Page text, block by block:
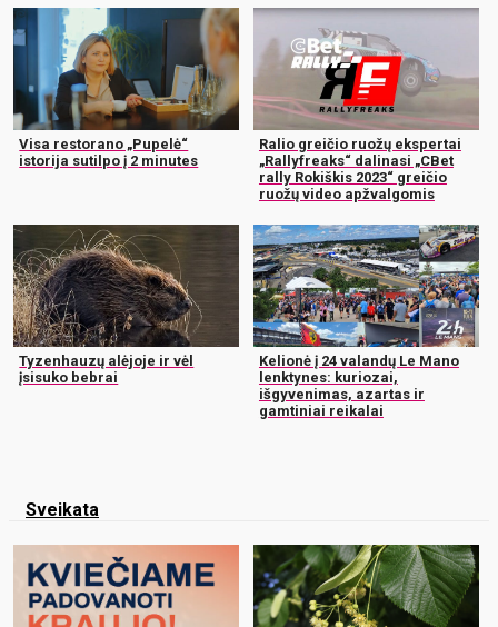
Visa restorano „Pupelė“
istorija sutilpo į 2 minutes
Ralio greičio ruožų ekspertai
„Rallyfreaks“ dalinasi „CBet
rally Rokiškis 2023“ greičio
ruožų video apžvalgomis
Tyzenhauzų alėjoje ir vėl
įsisuko bebrai
Kelionė į 24 valandų Le Mano
lenktynes: kuriozai,
išgyvenimas, azartas ir
gamtiniai reikalai
Sveikata